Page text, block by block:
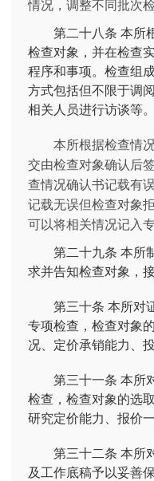
情况，调整不同批次
第二十八条 本所
检查对象，并在检查
程序和事项。检查组
方式包括但不限于调
相关人员进行访谈等。
本所根据检查情
交由检查对象确认后
查情况确认书记载有
记载无误但检查对象
可以将相关情况记入
第二十九条 本所
求并告知检查对象，
第三十条 本所对
专项检查，检查对象
况、定价承销能力、
第三十一条 本所
检查，检查对象的选
研究定价能力、报价
第三十二条 本所
及工作底稿予以妥善保